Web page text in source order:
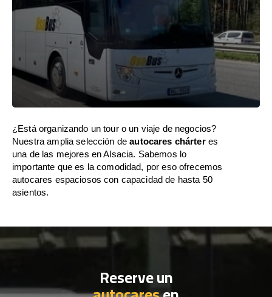
¿Está organizando un tour o un viaje de negocios?
Nuestra amplia selección deautocares chárteres
una de las mejores en Alsacia. Sabemos lo
importante que es la comodidad, por eso ofrecemos
autocares espaciosos con capacidad de hasta 50
asientos.
Reserve un